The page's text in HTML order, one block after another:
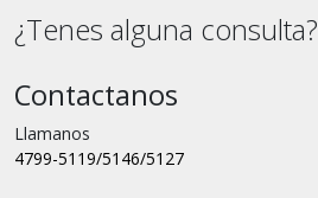
¿Tenes alguna consulta?
Contactanos
Llamanos
4799-5119/5146/5127